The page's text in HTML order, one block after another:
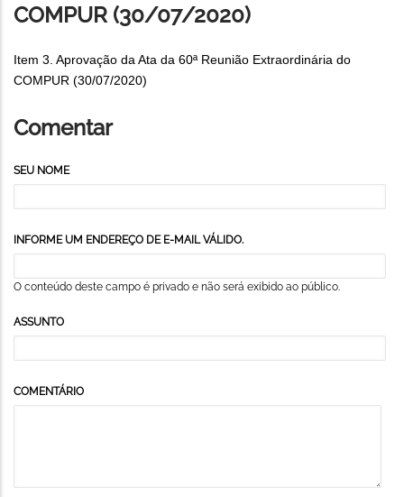
COMPUR (30/07/2020)
Item 3. Aprovação da Ata da 60ª Reunião Extraordinária do
COMPUR (30/07/2020)
Comentar
SEU NOME
INFORME UM ENDEREÇO DE E-MAIL VÁLIDO.
O conteúdo deste campo é privado e não será exibido ao público.
ASSUNTO
COMENTÁRIO